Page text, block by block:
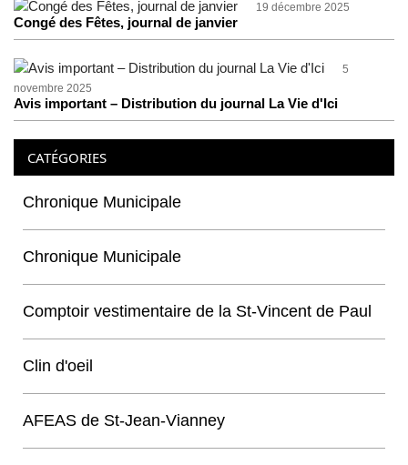
19 décembre 2025
Congé des Fêtes, journal de janvier
5
novembre 2025
Avis important – Distribution du journal La Vie d'Ici
CATÉGORIES
Chronique Municipale
Chronique Municipale
Comptoir vestimentaire de la St-Vincent de Paul
Clin d'oeil
AFEAS de St-Jean-Vianney